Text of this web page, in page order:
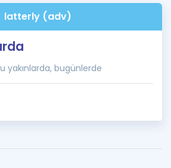
latterly (adv)
yakınlarda, bugünlerde